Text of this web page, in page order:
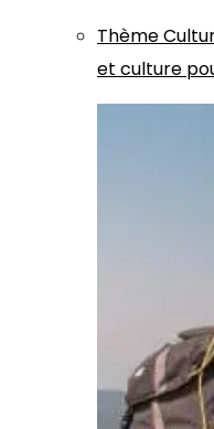
Thème
et culture